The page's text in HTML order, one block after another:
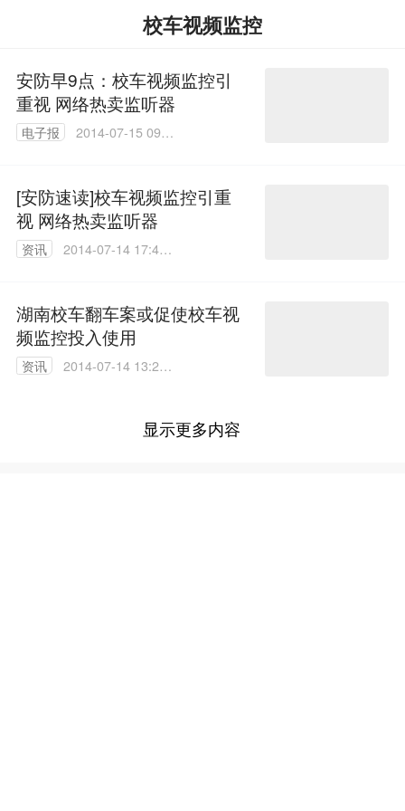
校车视频监控
安防早9点：校车视频监控引
重视 网络热卖监听器
电子报
2014-07-15 09:1
[安防速读]校车视频监控引重
视 网络热卖监听器
资讯
2014-07-14 17:41:
湖南校车翻车案或促使校车视
频监控投入使用
资讯
2014-07-14 13:26:
显示更多内容